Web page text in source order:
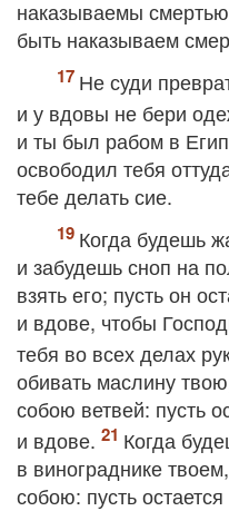
наказываемы
быть наказываем
Не суди
и у вдовы не бери
и ты был рабом в
освободил тебя
тебе делать сие.
Когда будешь
и забудешь сноп на
взять его; пусть он
и вдове, чтобы
тебя во всех делах
обивать маслину
собою ветвей: пусть
и вдове.
Когда
в винограднике
собою: пусть